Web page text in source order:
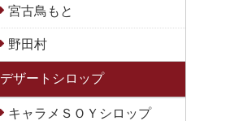
宮古鳥もと
野田村
デザートシロップ
キャラメＳＯＹシロップ